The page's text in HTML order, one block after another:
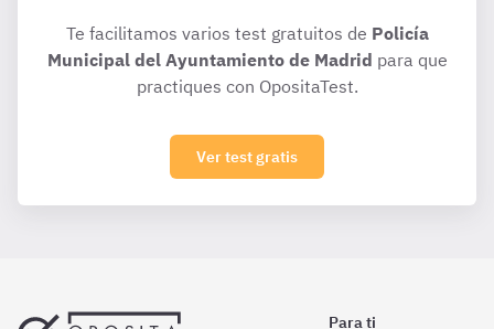
Te facilitamos varios test gratuitos de Policía
Municipal del Ayuntamiento de Madrid para que
practiques con OpositaTest.
Ver test gratis
Para ti